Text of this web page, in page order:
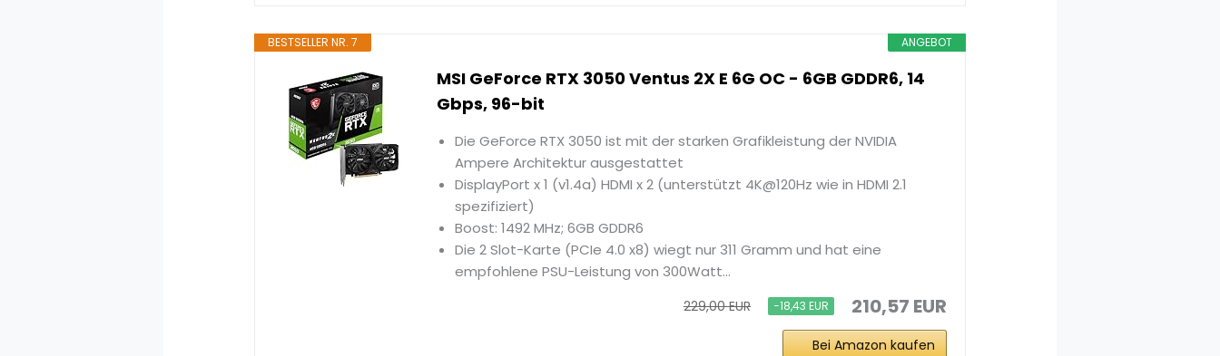
ANGEBOT
BESTSELLER NR. 7
MSI GeForce RTX 3050 Ventus 2X E 6G OC - 6GB GDDR6, 14
Gbps, 96-bit
Die GeForce RTX 3050 ist mit der starken Grafikleistung der NVIDIA
Ampere Architektur ausgestattet
DisplayPort x 1 (v1.4a) HDMI x 2 (unterstützt 4K@120Hz wie in HDMI 2.1
spezifiziert)
Boost: 1492 MHz; 6GB GDDR6
Die 2 Slot-Karte (PCIe 4.0 x8) wiegt nur 311 Gramm und hat eine
empfohlene PSU-Leistung von 300Watt...
229,00 EUR −18,43 EUR 210,57 EUR
Bei Amazon kaufen